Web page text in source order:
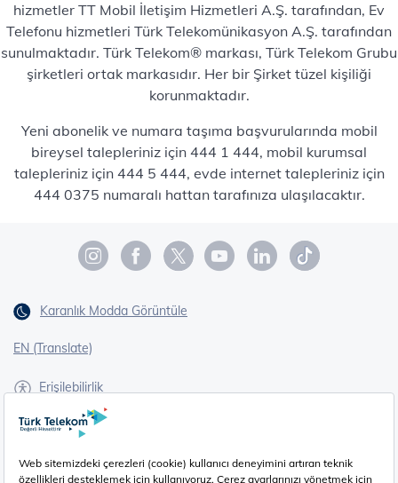
hizmetler TT Mobil İletişim Hizmetleri A.Ş. tarafından, Ev
Telefonu hizmetleri Türk Telekomünikasyon A.Ş. tarafından
sunulmaktadır. Türk Telekom® markası, Türk Telekom Grubu
şirketleri ortak markasıdır. Her bir Şirket tüzel kişiliği
korunmaktadır.
Yeni abonelik ve numara taşıma başvurularında mobil
bireysel talepleriniz için 444 1 444, mobil kurumsal
talepleriniz için 444 5 444, evde internet talepleriniz için
444 0375 numaralı hattan tarafınıza ulaşılacaktır.
Karanlık Modda Görüntüle
EN (Translate)
Erişilebilirlik
İşaret Dili Çevirisi